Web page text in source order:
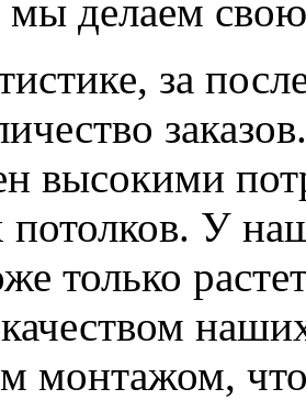
мы делаем
за
высокими
У
только
качеством
монтажом,